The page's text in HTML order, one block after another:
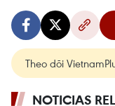
Theo dõi
NOTICIAS